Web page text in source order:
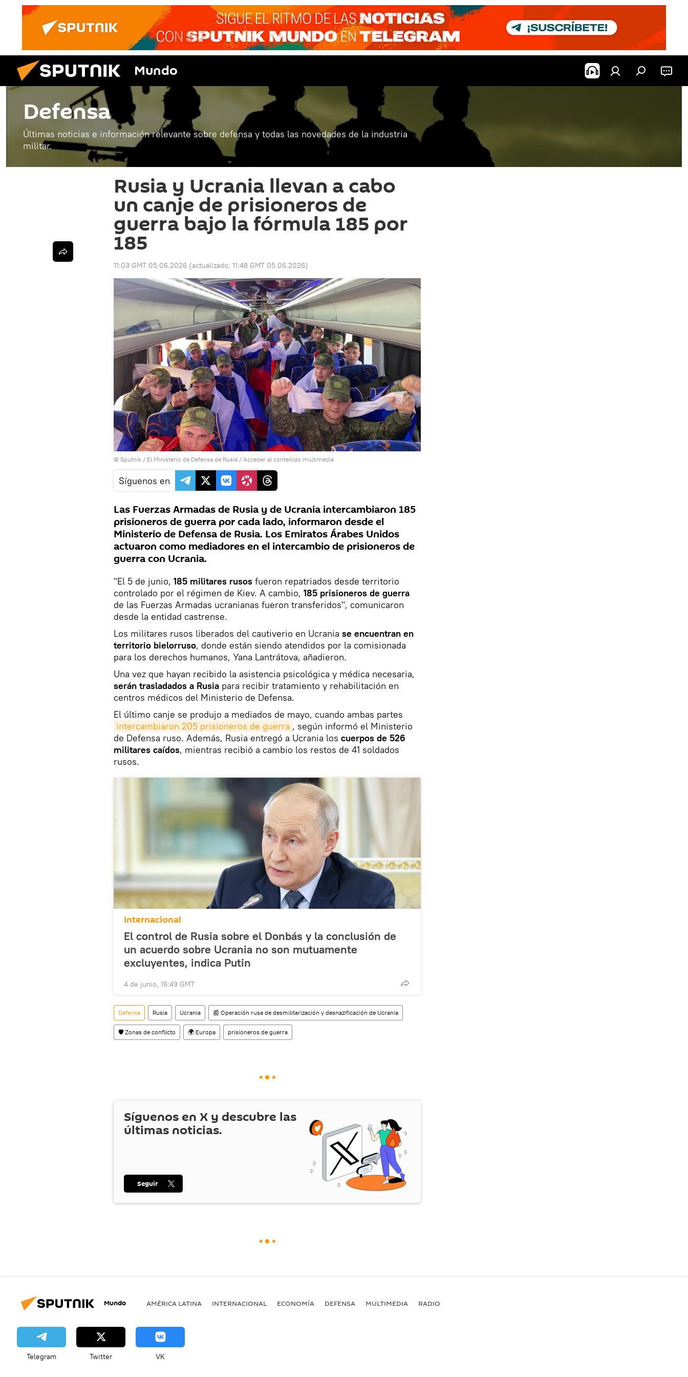
Mundo
Defensa
Últimas noticias e información relevante sobre defensa y todas las novedades de la industria
militar.
Rusia y Ucrania llevan a cabo
un canje de prisioneros de
guerra bajo la fórmula 185 por
185
11:03 GMT 05.06.2026 (actualizado: 11:48 GMT 05.06.2026)
© Sputnik / El Ministerio de Defensa de Rusia / Acceder al contenido multimedia
Síguenos en
Las Fuerzas Armadas de Rusia y de Ucrania intercambiaron 185
prisioneros de guerra por cada lado, informaron desde el
Ministerio de Defensa de Rusia. Los Emiratos Árabes Unidos
actuaron como mediadores en el intercambio de prisioneros de
guerra con Ucrania.
"El 5 de junio, 185 militares rusos fueron repatriados desde territorio
controlado por el régimen de Kiev. A cambio, 185 prisioneros de guerra
de las Fuerzas Armadas ucranianas fueron transferidos", comunicaron
desde la entidad castrense.
Los militares rusos liberados del cautiverio en Ucrania se encuentran en
territorio bielorruso, donde están siendo atendidos por la comisionada
para los derechos humanos, Yana Lantrátova, añadieron.
Una vez que hayan recibido la asistencia psicológica y médica necesaria,
serán trasladados a Rusia para recibir tratamiento y rehabilitación en
centros médicos del Ministerio de Defensa.
El último canje se produjo a mediados de mayo, cuando ambas partes
intercambiaron 205 prisioneros de guerra , según informó el Ministerio
de Defensa ruso. Además, Rusia entregó a Ucrania los cuerpos de 526
militares caídos, mientras recibió a cambio los restos de 41 soldados
rusos.
Internacional
El control de Rusia sobre el Donbás y la conclusión de
un acuerdo sobre Ucrania no son mutuamente
excluyentes, indica Putin
4 de junio, 16:49 GMT
Defensa Rusia Ucrania 📰 Operación rusa de desmilitarización y desnazificación de Ucrania
🛡️ Zonas de conflicto 🌍 Europa prisioneros de guerra
Síguenos en X y descubre las
últimas noticias.
Seguir
Mundo AMÉRICA LATINA INTERNACIONAL ECONOMÍA DEFENSA MULTIMEDIA RADIO
Telegram Twitter VK